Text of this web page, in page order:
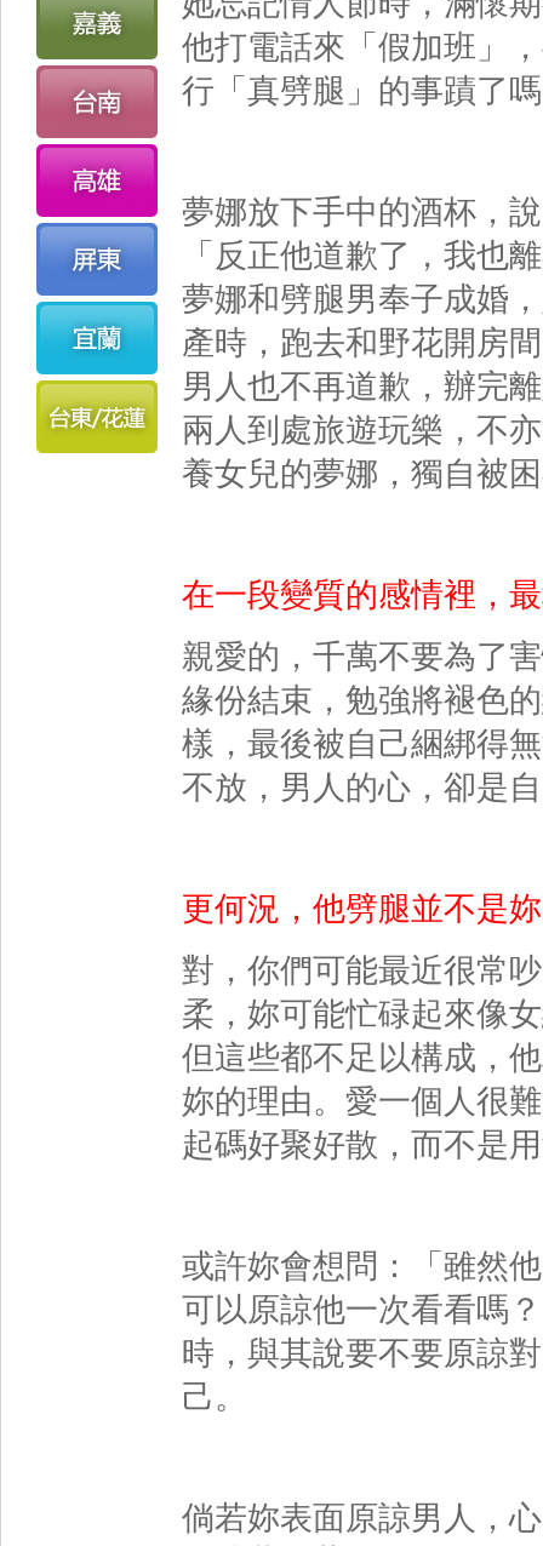
他打電話來「假加班」
行「真劈腿」的事蹟了
夢娜放下手中的酒杯，
「反正他道歉了，我也
夢娜和劈腿男奉子成婚
產時，跑去和野花開房
男人也不再道歉，辦完
兩人到處旅遊玩樂，不
養女兒的夢娜，獨自被
在一段變質的感情裡，
親愛的，千萬不要為了
緣份結束，勉強將褪色
樣，最後被自己綑綁得
不放，男人的心，卻是
更何況，他劈腿並不是
對，你們可能最近很常
柔，妳可能忙碌起來像
但這些都不足以構成，
妳的理由。 愛一個人很
起碼好聚好散，而不是
或許妳會想問：「雖然
可以原諒他一次看看嗎
時，與其說要不要原諒
己。
倘若妳表面原諒男人，